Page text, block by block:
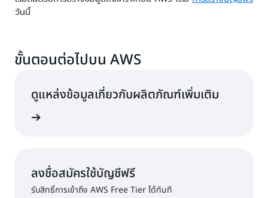
วันนี้
ขั้นตอนต่อไปบน AWS
ดูแหล่งข้อมูลเกี่ยวกับผลิตภัณฑ์เพิ่มเติม
ลงชื่อสมัครใช้บัญชีฟรี
รับสิทธิ์การเข้าถึง AWS Free Tier ได้ทันที